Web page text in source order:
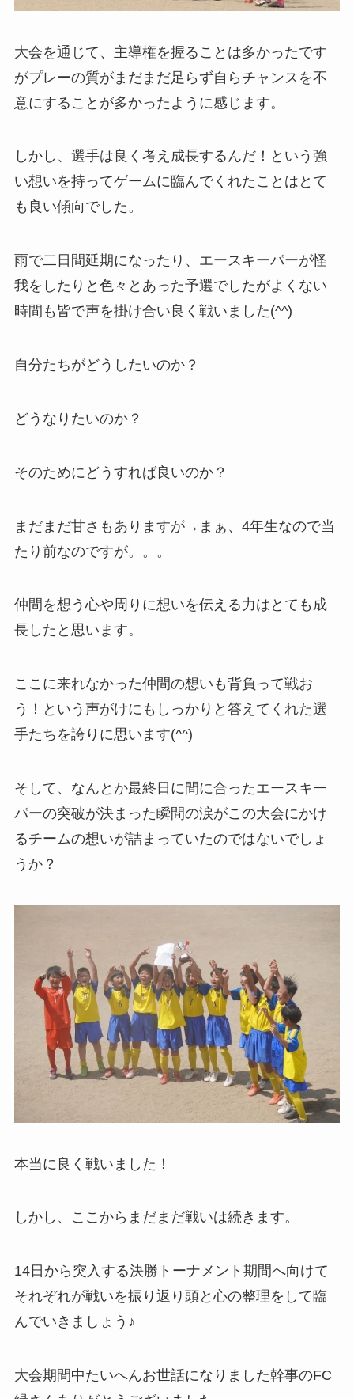
大会を通じて、主導権を握ることは多かったです
がプレーの質がまだまだ足らず自らチャンスを不
意にすることが多かったように感じます。
しかし、選手は良く考え成長するんだ！という強
い想いを持ってゲームに臨んでくれたことはとて
も良い傾向でした。
雨で二日間延期になったり、エースキーパーが怪
我をしたりと色々とあった予選でしたがよくない
時間も皆で声を掛け合い良く戦いました(^^)
自分たちがどうしたいのか？
どうなりたいのか？
そのためにどうすれば良いのか？
まだまだ甘さもありますが→まぁ、4年生なので当
たり前なのですが。。。
仲間を想う心や周りに想いを伝える力はとても成
長したと思います。
ここに来れなかった仲間の想いも背負って戦お
う！という声がけにもしっかりと答えてくれた選
手たちを誇りに思います(^^)
そして、なんとか最終日に間に合ったエースキー
パーの突破が決まった瞬間の涙がこの大会にかけ
るチームの想いが詰まっていたのではないでしょ
うか？
本当に良く戦いました！
しかし、ここからまだまだ戦いは続きます。
14日から突入する決勝トーナメント期間へ向けて
それぞれが戦いを振り返り頭と心の整理をして臨
んでいきましょう♪
大会期間中たいへんお世話になりました幹事のFC